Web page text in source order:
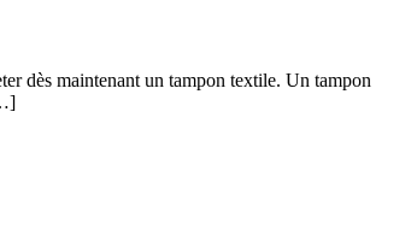
dès maintenant un tampon textile. Un tampon